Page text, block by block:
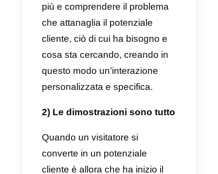
La complessità del servizio può
cambiare, andando da semplice
a difficile ed è creato
appositamente per tutte quelle
aziende che si trovano a metà
della propria attività.
Quali sono i 5 consigli migliori
per le vendite SaaS?